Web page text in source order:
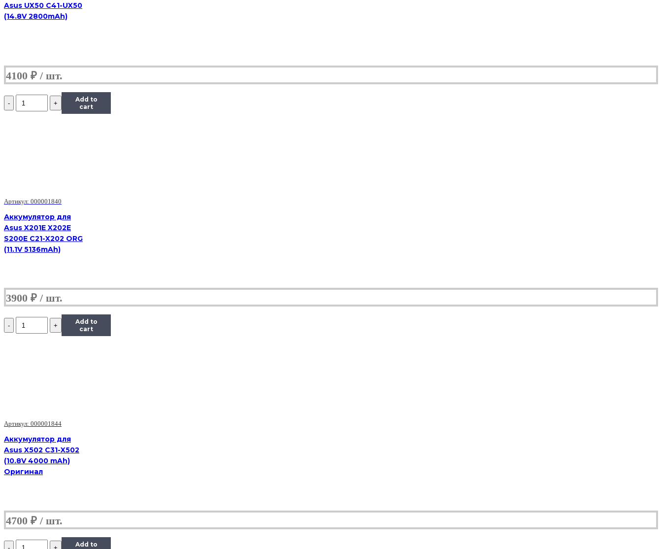
Asus UX50 C41-UX50
(14.8V 2800mAh)
4100 ₽
Количество
Аккумулятор
Add to
cart
Артикул: 000001840
Аккумулятор для
Asus X201E X202E
S200E C21-X202 ORG
(11.1V 5136mAh)
3900 ₽
Количество
Аккумулятор
Add to
cart
Артикул: 000001844
Аккумулятор для
Asus X502 C31-X502
(10.8V 4000 mAh)
Оригинал
4700 ₽
Количество
Add to